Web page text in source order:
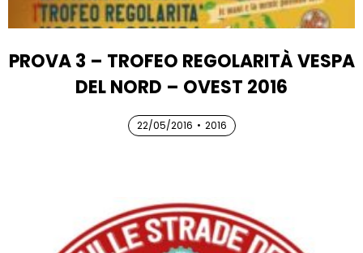
PROVA 3 – TROFEO REGOLARITÀ VESPA
DEL NORD – OVEST 2016
22/05/2016 • 2016
22/05/2016